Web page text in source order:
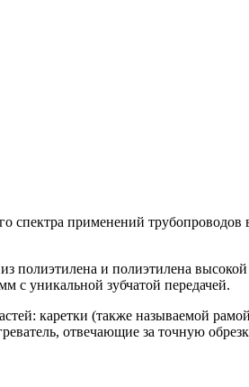
спектра применений
полиэтилена и полиэтилена
с уникальной зубчатой ​​передачей.
каретки (также называемой
отвечающие за точную